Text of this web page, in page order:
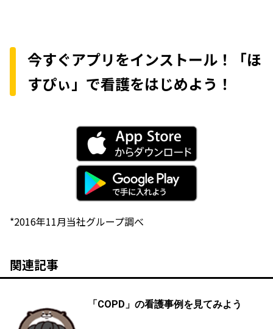
今すぐアプリをインストール！「ほ
すぴぃ」で看護をはじめよう！
*2016年11月当社グループ調べ
関連記事
「COPD」の看護事例を見てみよう